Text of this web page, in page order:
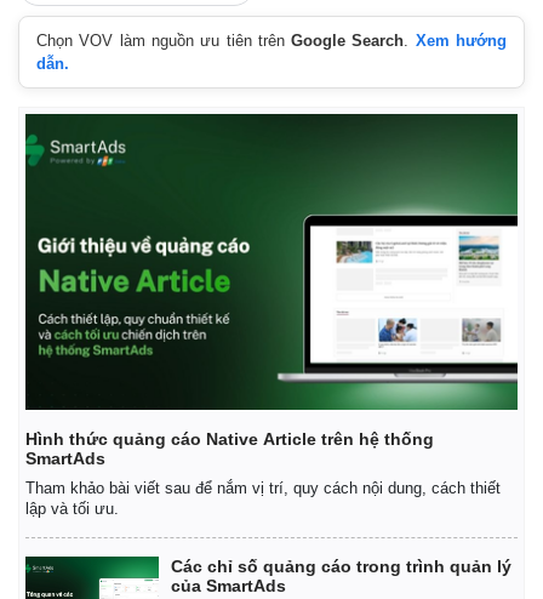
Thế giới
Quan sát
Cuộc sống đó đây
E-Magazine
Infographic
Chọn VOV làm nguồn ưu tiên trênGoogle Search. Xem hướng
dẫn.
Hình thức quảng cáo Native Article trên hệ thống
SmartAds
Tham khảo bài viết sau để nắm vị trí, quy cách nội dung, cách thiết
lập và tối ưu.
Các chỉ số quảng cáo trong trình quản lý
của SmartAds